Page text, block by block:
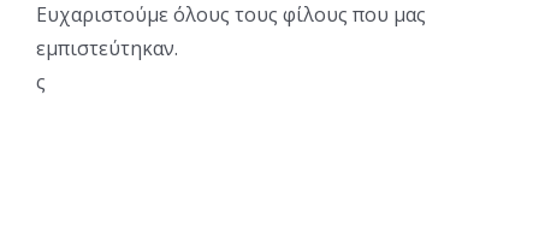
Ευχαριστούμε όλους τους φίλους που μας
εμπιστεύτηκαν.
ς